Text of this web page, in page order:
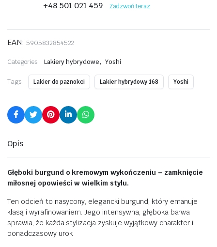
+48 501 021 459 Zadzwoń teraz
EAN: 5905832854522
Categories: Lakiery hybrydowe, Yoshi
Tags: Lakier do paznokci Lakier hybrydowy 168 Yoshi
Opis
Głęboki burgund o kremowym wykończeniu – zamknięcie
miłosnej opowieści w wielkim stylu.
Ten odcień to nasycony, elegancki burgund, który emanuje
klasą i wyrafinowaniem. Jego intensywna, głęboka barwa
sprawia, że każda stylizacja zyskuje wyjątkowy charakter i
ponadczasowy urok.